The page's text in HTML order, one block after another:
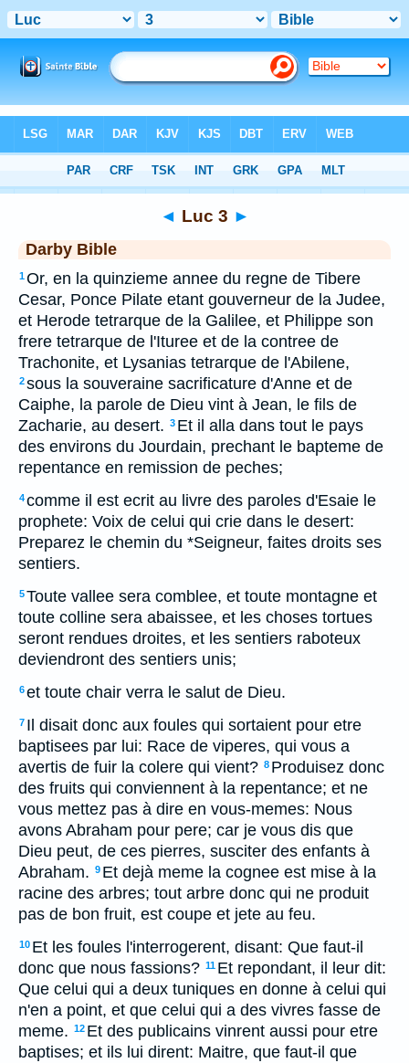
◄ Luc 3 ►
Darby Bible
1Or, en la quinzieme annee du regne de Tibere
Cesar, Ponce Pilate etant gouverneur de la Judee,
et Herode tetrarque de la Galilee, et Philippe son
frere tetrarque de l'Ituree et de la contree de
Trachonite, et Lysanias tetrarque de l'Abilene,
2sous la souveraine sacrificature d'Anne et de
Caiphe, la parole de Dieu vint à Jean, le fils de
Zacharie, au desert. 3 Et il alla dans tout le pays
des environs du Jourdain, prechant le bapteme de
repentance en remission de peches;
4comme il est ecrit au livre des paroles d'Esaie le
prophete: Voix de celui qui crie dans le desert:
Preparez le chemin du *Seigneur, faites droits ses
sentiers.
5Toute vallee sera comblee, et toute montagne et
toute colline sera abaissee, et les choses tortues
seront rendues droites, et les sentiers raboteux
deviendront des sentiers unis;
6et toute chair verra le salut de Dieu.
7 Il disait donc aux foules qui sortaient pour etre
baptisees par lui: Race de viperes, qui vous a
avertis de fuir la colere qui vient? 8 Produisez donc
des fruits qui conviennent à la repentance; et ne
vous mettez pas à dire en vous-memes: Nous
avons Abraham pour pere; car je vous dis que
Dieu peut, de ces pierres, susciter des enfants à
Abraham. 9 Et dejà meme la cognee est mise à la
racine des arbres; tout arbre donc qui ne produit
pas de bon fruit, est coupe et jete au feu.
10 Et les foules l'interrogerent, disant: Que faut-il
donc que nous fassions? 11 Et repondant, il leur dit:
Que celui qui a deux tuniques en donne à celui qui
n'en a point, et que celui qui a des vivres fasse de
meme. 12 Et des publicains vinrent aussi pour etre
baptises; et ils lui dirent: Maitre, que faut-il que